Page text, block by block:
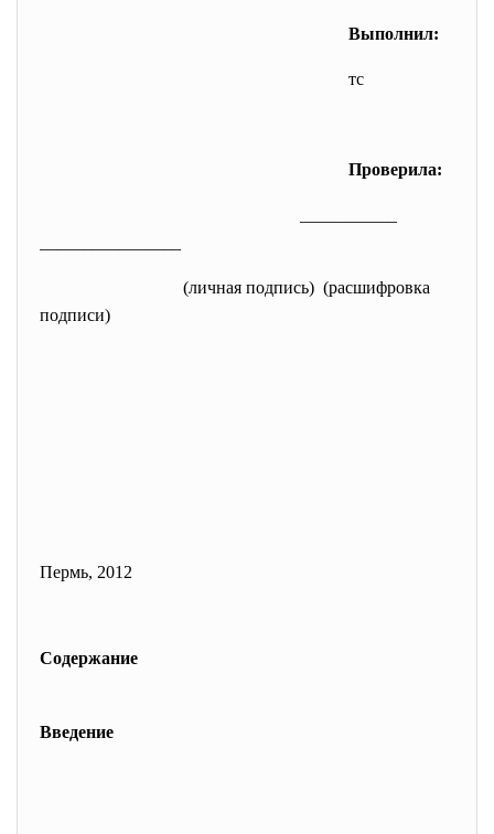
Выполнил:
тс
Проверила:
(личная подпись) (расшифровка
подписи)
Пермь, 2012
Содержание
Введение